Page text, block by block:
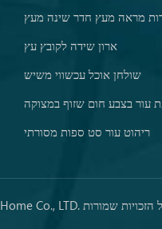
מראה מעץ חדר שינה מעץ
ארון שידה לקובץ עץ
שולחן אוכל עכשווי משיש
עור בצבע חום שזוף במצוקה
ריהוט עור סט ספות מסורתי